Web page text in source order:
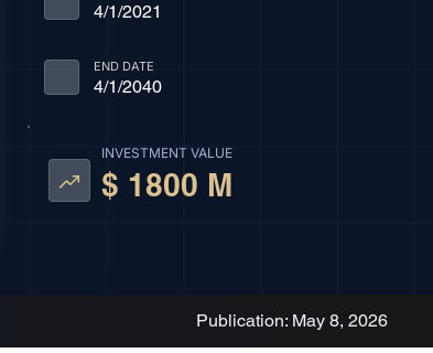
4/1/2021
END DATE
4/1/2040
INVESTMENT VALUE
$ 1800 M
Publication: May 8, 2026